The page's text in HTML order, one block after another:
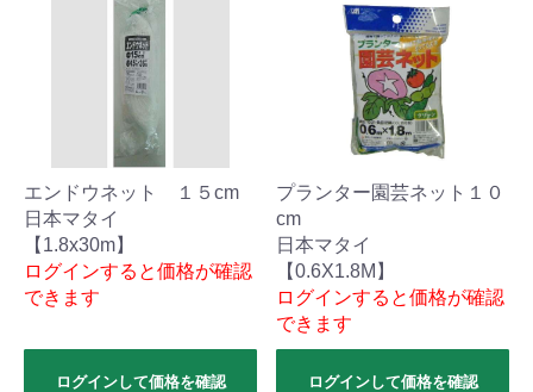
エンドウネット １５cm
日本マタイ
【1.8x30m】
ログインすると価格が確認
できます
ログインして価格を確認
プランター園芸ネット１０
cm
日本マタイ
【0.6X1.8M】
ログインすると価格が確認
できます
ログインして価格を確認